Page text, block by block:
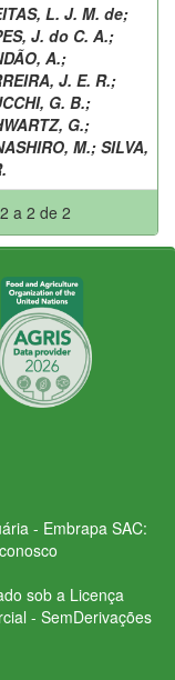
L. J. M. de;
J. do C. A.;
A.;
J. E. R.;
G. B.;
G.;
M.; SILVA,
a 2 de 2
- Embrapa SAC:
sob a Licença
- SemDerivações